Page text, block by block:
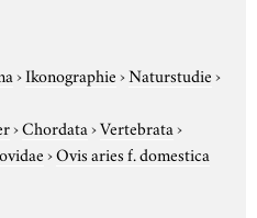
›Ikonographie›Naturstudie›
›Chordata›Vertebrata›
›Ovis aries f. domestica